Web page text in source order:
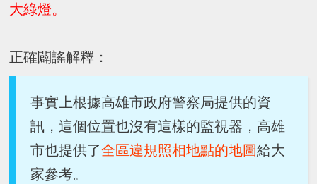
大綠燈。
正確闢謠解釋：
事實上根據高雄市政府警察局提供的資
訊，這個位置也沒有這樣的監視器，高雄
市也提供了全區違規照相地點的地圖給大
家參考。